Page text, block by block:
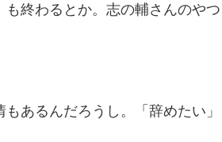
も終わるとか。志の輔さんのやつ
もあるんだろうし。「辞めたい